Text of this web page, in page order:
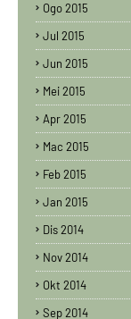
Ogo 2015
Jul 2015
Jun 2015
Mei 2015
Apr 2015
Mac 2015
Feb 2015
Jan 2015
Dis 2014
Nov 2014
Okt 2014
Sep 2014